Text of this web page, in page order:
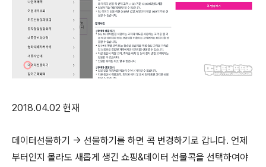
2018.04.02 현재
데이터선물하기 → 선물하기를 하면 콕 변경하기로 갑니다. 언제
부터인지 몰라도 새롭게 생긴 쇼핑&데이터 선물콕을 선택하여야